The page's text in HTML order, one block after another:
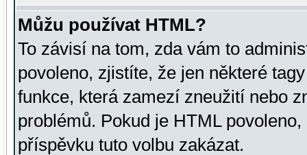
Můžu používat HTML?
To závisí na tom, zda vám to
povoleno, zjistíte, že jen některé
funkce, která zamezí zneužití nebo
problémů. Pokud je HTML
příspěvku tuto volbu zakázat.